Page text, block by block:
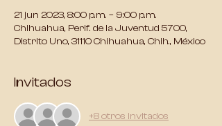
21 jun 2023, 8:00 p.m. – 9:00 p.m.
Chihuahua, Perif. de la Juventud 5700,
Distrito Uno, 31110 Chihuahua, Chih., México
Invitados
+8 otros invitados